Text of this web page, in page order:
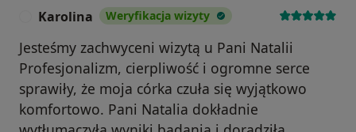
Karolina Weryfikacja wizyty
Jesteśmy zachwyceni wizytą u Pani Natalii
Profesjonalizm, cierpliwość i ogromne serce
sprawiły, że moja córka czuła się wyjątkowo
komfortowo. Pani Natalia dokładnie